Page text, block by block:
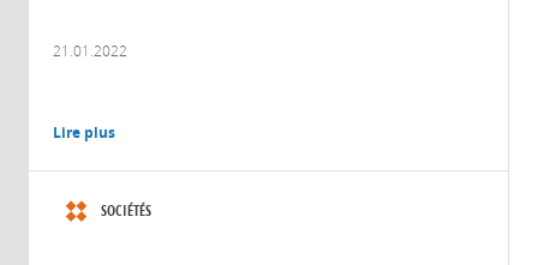
21.01.2022
Lire plus
SOCIÉTÉS